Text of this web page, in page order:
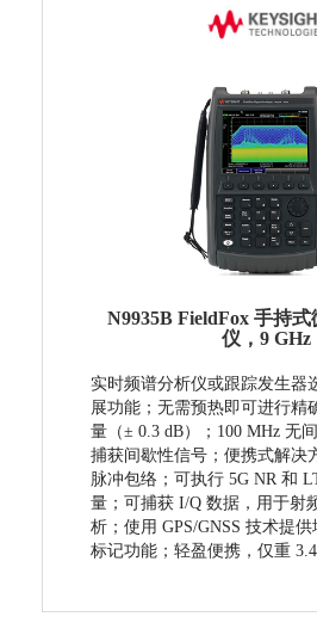
N9935B FieldFox 手持
仪，9 GHz
实时频谱分析仪或跟踪发生器
展功能；无需预热即可进行精
量（± 0.3 dB）；100 MHz 无
捕获间歇性信号；便携式解决
脉冲包络；可执行 5G NR 和
量；可捕获 I/Q 数据，用于射
析；使用 GPS/GNSS 技术提
标记功能；轻盈便携，仅重 3.4